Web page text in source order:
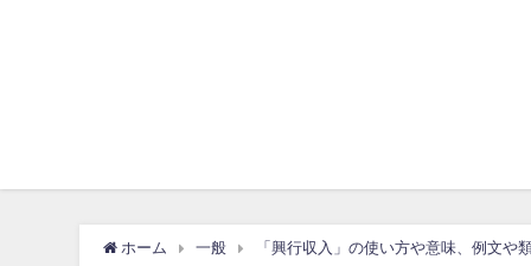
ホーム 一般 「興行収入」の使い方や意味、例文や